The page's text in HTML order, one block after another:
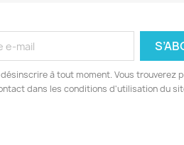
à tout moment. Vous trouverez
dans les conditions d'utilisation du